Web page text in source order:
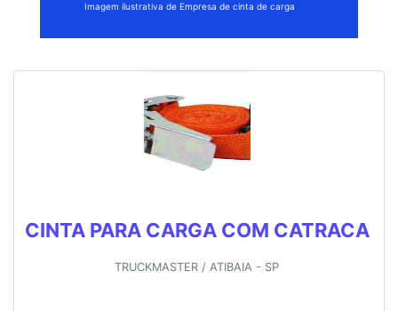
Imagem ilustrativa de Empresa de cinta de carga
CINTA PARA CARGA COM CATRACA
TRUCKMASTER / ATIBAIA - SP